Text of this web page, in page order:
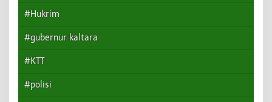
#Hukrim
#gubernur kaltara
#KTT
#polisi